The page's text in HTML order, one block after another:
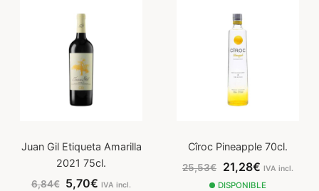
Juan Gil Etiqueta Amarilla
2021 75cl.
6,84€ 5,70€IVA incl.
Cîroc Pineapple 70cl.
25,53€ 21,28€ IVA incl.
DISPONIBLE